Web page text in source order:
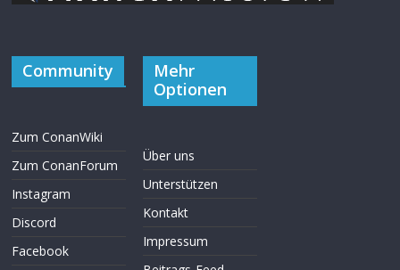
Community
Zum ConanWiki
Zum ConanForum
Instagram
Discord
Facebook
Mehr
Optionen
Über uns
Unterstützen
Kontakt
Impressum